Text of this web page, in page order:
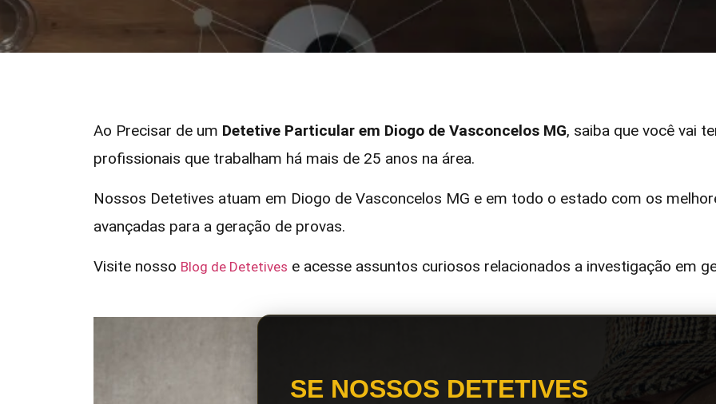
Ao Precisar de um Detetive Particular em Diogo de Vasconcelos MG, saiba que você vai
profissionais que trabalham há mais de 25 anos na área.
Nossos Detetives atuam em Diogo de Vasconcelos MG e em todo o estado com os
avançadas para a geração de provas.
Visite nosso Blog de Detetives e acesse assuntos curiosos relacionados a investigação em
SE NOSSOS DETETIVES